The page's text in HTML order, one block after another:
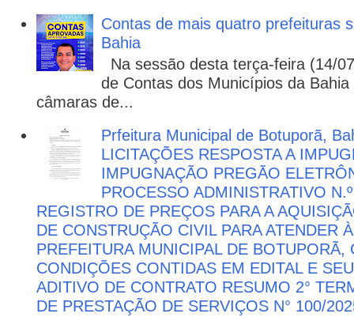
Contas de mais quatro prefeituras
Bahia
Na sessão desta terça-feira (14/
de Contas dos Municípios da
câmaras de...
Prfeitura Municipal de Botuporã,
LICITAÇÕES RESPOSTA A
IMPUGNAÇÃO PREGÃO
PROCESSO ADMINISTRATIVO
REGISTRO DE PREÇOS PARA A
DE CONSTRUÇÃO CIVIL PARA ATENDER
PREFEITURA MUNICIPAL DE
CONDIÇÕES CONTIDAS EM EDITAL E
ADITIVO DE CONTRATO RESUMO 2°
DE PRESTAÇÃO DE SERVIÇOS N° 100/